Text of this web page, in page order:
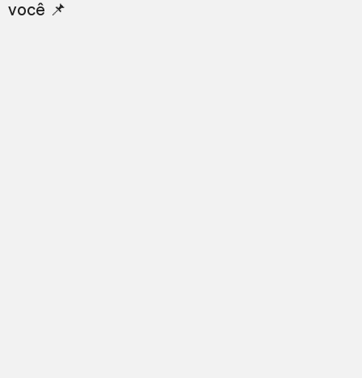
você 📌